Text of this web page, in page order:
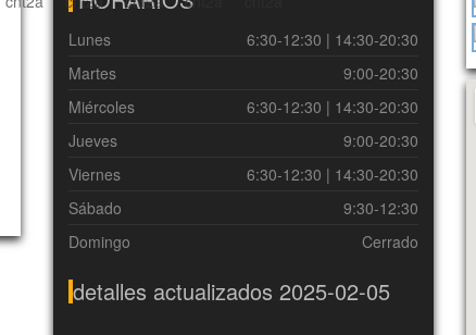
Lunes
6:30-12:30 | 14:30-20:30
Martes
9:00-20:30
Miércoles
6:30-12:30 | 14:30-20:30
Jueves
9:00-20:30
Viernes
6:30-12:30 | 14:30-20:30
Sábado
9:30-12:30
Domingo
Cerrado
detalles actualizados 2025-02-05